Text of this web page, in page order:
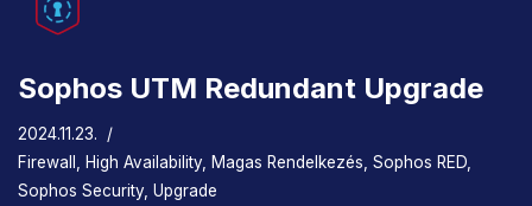
Sophos UTM Redundant Upgrade
2024.11.23.
Firewall , High Availability, Magas Rendelkezés, Sophos RED,
Sophos Security, Upgrade